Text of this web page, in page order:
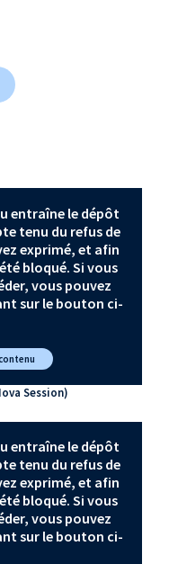
entraîne le dépôt
tenu du refus de
exprimé, et afin
bloqué. Si vous
vous pouvez
sur le bouton ci-
Session)
entraîne le dépôt
tenu du refus de
exprimé, et afin
bloqué. Si vous
vous pouvez
sur le bouton ci-